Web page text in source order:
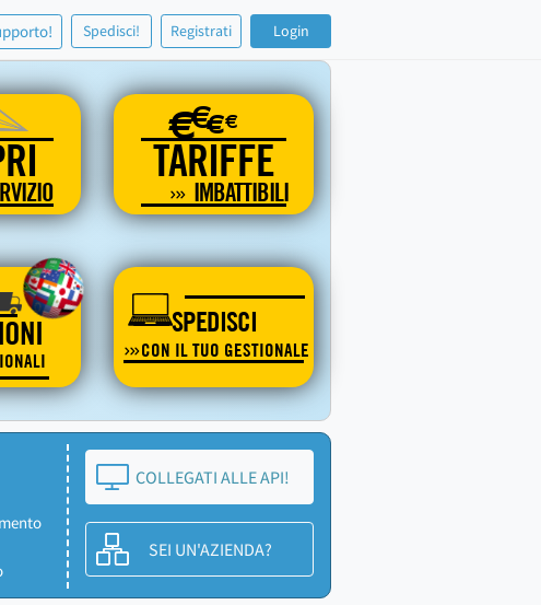
Spedisci! Registrati Login
€€€€
TARIFFE
IMBATTIBILI
SPEDISCI
CON IL TUO GESTIONALE
COLLEGATI ALLE API!
SEI UN'AZIENDA?